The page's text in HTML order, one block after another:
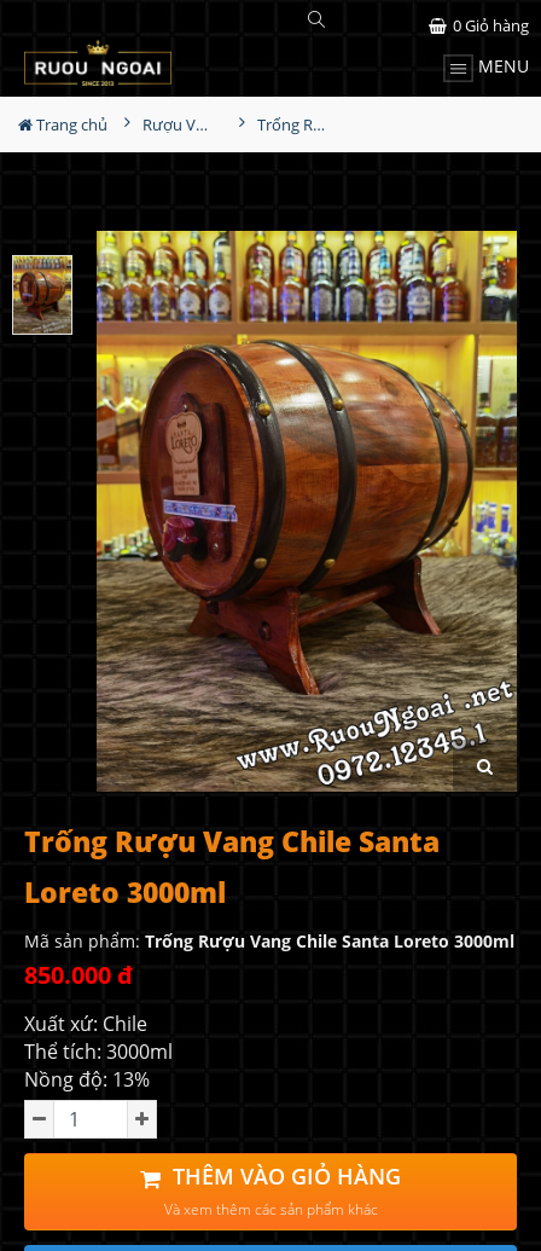
MENU
0Giỏ hàng
Trang chủ Rượu Vang Trống Rượu Vang Chile Santa Loreto 3000ml
Trống Rượu Vang Chile Santa
Loreto 3000ml
Mã sản phẩm: Trống Rượu Vang Chile Santa Loreto 3000ml
850.000 đ
Xuất xứ: Chile
Thể tích: 3000ml
Nồng độ: 13%
THÊM VÀO GIỎ HÀNG
Và xem thêm các sản phẩm khác